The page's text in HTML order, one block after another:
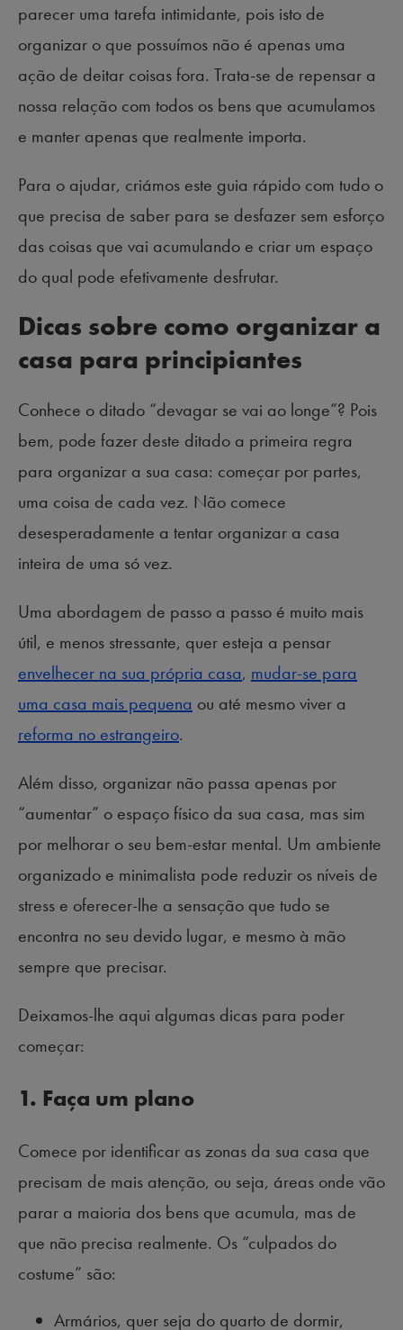
parecer uma tarefa intimidante, pois isto de
organizar o que possuímos não é apenas uma
ação de deitar coisas fora. Trata-se de repensar a
nossa relação com todos os bens que acumulamos
e manter apenas que realmente importa.
Para o ajudar, criámos este guia rápido com tudo o
que precisa de saber para se desfazer sem esforço
das coisas que vai acumulando e criar um espaço
do qual pode efetivamente desfrutar.
Dicas sobre como organizar a
casa para principiantes
Conhece o ditado “devagar se vai ao longe”? Pois
bem, pode fazer deste ditado a primeira regra
para organizar a sua casa: começar por partes,
uma coisa de cada vez. Não comece
desesperadamente a tentar organizar a casa
inteira de uma só vez.
Uma abordagem de passo a passo é muito mais
útil, e menos stressante, quer esteja a pensar
envelhecer na sua própria casa, mudar-se para
uma casa mais pequena ou até mesmo viver a
reforma no estrangeiro.
Além disso, organizar não passa apenas por
“aumentar” o espaço físico da sua casa, mas sim
por melhorar o seu bem-estar mental. Um ambiente
organizado e minimalista pode reduzir os níveis de
stress e oferecer-lhe a sensação que tudo se
encontra no seu devido lugar, e mesmo à mão
sempre que precisar.
Deixamos-lhe aqui algumas dicas para poder
começar:
1. Faça um plano
Comece por identificar as zonas da sua casa que
precisam de mais atenção, ou seja, áreas onde vão
parar a maioria dos bens que acumula, mas de
que não precisa realmente. Os “culpados do
costume” são:
Armários, quer seja do quarto de dormir,